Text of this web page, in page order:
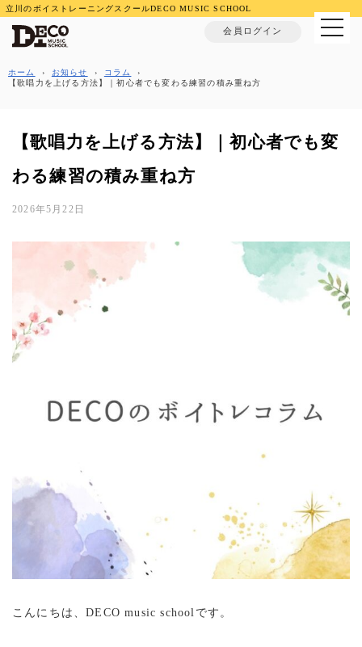
立川のボイストレーニングスクールDECO MUSIC SCHOOL
会員ログイン
MENU
ホーム › お知らせ › コラム
›
【歌唱力を上げる方法】｜初心者でも変わる練習の積み重ね方
【歌唱力を上げる方法】｜初心者でも変
わる練習の積み重ね方
2026年5月22日
こんにちは、DECO music schoolです。